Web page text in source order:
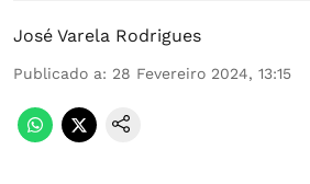
José Varela Rodrigues
Publicado a: 28 Fevereiro 2024, 13:15